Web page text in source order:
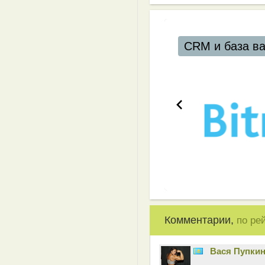
CRM и база
Комментарии, по
Вася Пупкин